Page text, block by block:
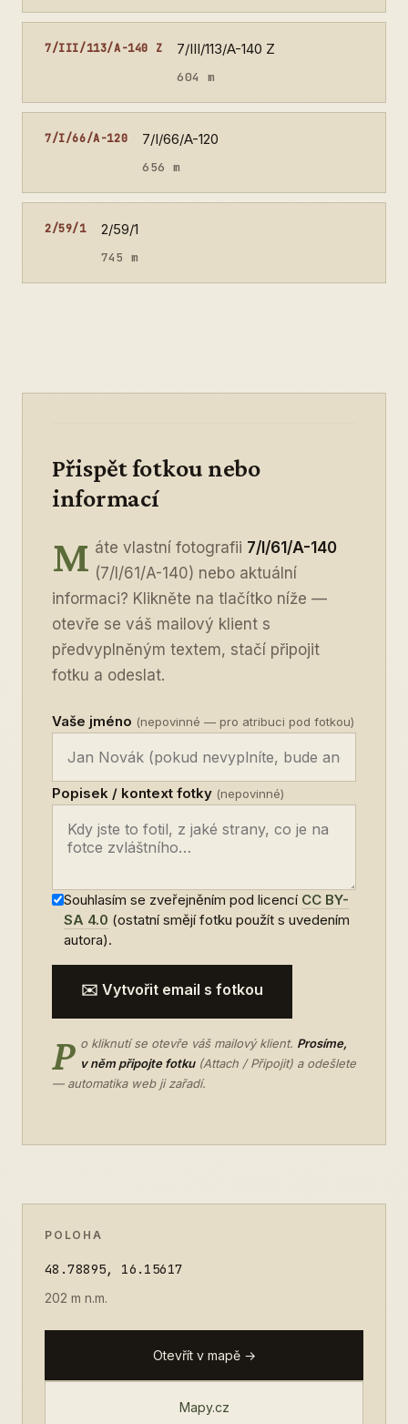
7/III/113/A-140 Z 7/III/113/A-140 Z
604 m
7/I/66/A-120 7/I/66/A-120
656 m
2/59/1 2/59/1
745 m
Přispět fotkou nebo
informací
M áte vlastní fotografii 7/I/61/A-140
(7/I/61/A-140) nebo aktuální
informaci? Klikněte na tlačítko níže —
otevře se váš mailový klient s
předvyplněným textem, stačí připojit
fotku a odeslat.
Vaše jméno (nepovinné — pro atribuci pod fotkou)
Popisek / kontext fotky (nepovinné)
Souhlasím se zveřejněním pod licencí CC BY-
SA 4.0 (ostatní smějí fotku použít s uvedením
autora).
✉️ Vytvořit email s fotkou
P o kliknutí se otevře váš mailový klient. Prosíme,
v něm připojte fotku(Attach / Připojit) a odešlete
— automatika web ji zařadí.
POLOHA
48.78895, 16.15617
202 m n.m.
Otevřít v mapě →
Mapy.cz